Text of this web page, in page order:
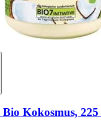
Bio Kokosmus, 225